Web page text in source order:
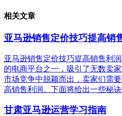
相关文章
亚马逊销售定价技巧提高销
亚马逊销售定价技巧提高销售利
的电商平台之一，吸引了无数卖
市场竞争中脱颖而出，卖家们需
高销售利润。下面将给出一些秘
甘肃亚马逊运营学习指南